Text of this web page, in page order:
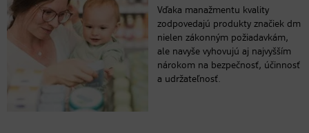
Vďaka manažmentu kvality
zodpovedajú produkty značiek dm
nielen zákonným požiadavkám,
ale navyše vyhovujú aj najvyšším
nárokom na bezpečnosť, účinnosť
a udržateľnosť.